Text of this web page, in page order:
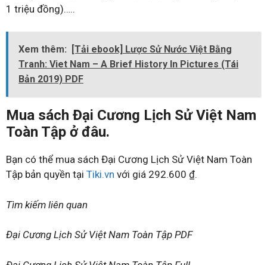
1 triệu đồng)…..
Xem thêm:
[Tải ebook] Lược Sử Nước Việt Bằng
Tranh: Viet Nam – A Brief History In Pictures (Tái
Bản 2019) PDF
Mua sách Đại Cương Lịch Sử Việt Nam
Toàn Tập ở đâu.
Bạn có thể mua sách Đại Cương Lịch Sử Việt Nam Toàn
Tập bản quyền tại Tiki.vn với giá 292.600 ₫.
Tìm kiếm liên quan
Đại Cương Lịch Sử Việt Nam Toàn Tập PDF